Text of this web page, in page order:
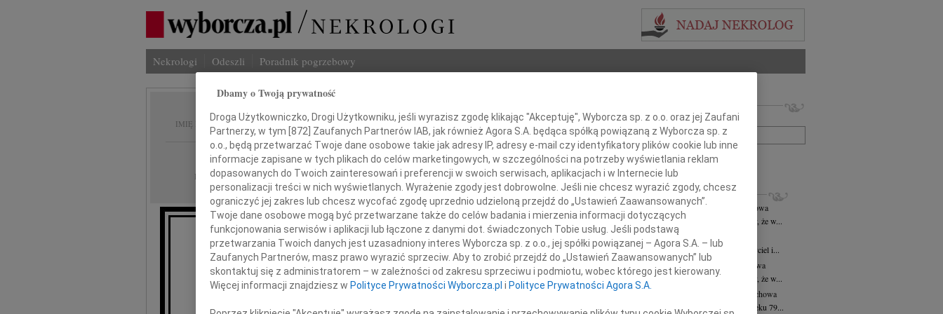
Nekrologi Odeszli Poradnik pogrzebowy
IMIĘ I NAZWISKO: Henryka Nieszporek
REGION: Częstochowa
DATA EMISJI: 12.05.2015
Z głębokim smutkiem i żalem zawiadamiamy,
że w dniu 9 maja 2015 roku zmarła
Henryka Nieszporek
Imię i nazwisko lub numer ogłoszenia:
+ szukanie zaawansowane
INNE NEKROLOGI
Wiesław Lewanowicz28.05.2026
Częstochowa
Z głębokim smutkiem i żalem zawiadamiamy, że w...
Tadeusz Durczok 04.03.2026
Odszedł Tadeusz Durczok 1955-2026 założyciel i...
Krystyna Witeszczak
Częstochowa
Z głębokim smutkiem i żalem zawiadamiamy, że w...
Anna Jagielska
Częstochowa
W dniu 11 września 2025 roku zmarła w wieku 79...
Dbamy o Twoją prywatność
Droga Użytkowniczko, Drogi Użytkowniku, jeśli wyrazisz zgodę klikając "Akceptuję", Wyborcza sp. z o.o. oraz jej Zaufani
Partnerzy, w tym [872] Zaufanych Partnerów IAB, jak również Agora S.A. będąca spółką powiązaną z Wyborcza sp. z
o.o., będą przetwarzać Twoje dane osobowe takie jak adresy IP, adresy e-mail czy identyfikatory plików cookie lub inne
informacje zapisane w tych plikach do celów marketingowych, w szczególności na potrzeby wyświetlania reklam
dopasowanych do Twoich zainteresowań i preferencji w swoich serwisach, aplikacjach i w Internecie lub
personalizacji treści w nich wyświetlanych. Wyrażenie zgody jest dobrowolne. Jeśli nie chcesz wyrazić zgody, chcesz
ograniczyć jej zakres lub chcesz wycofać zgodę uprzednio udzieloną przejdź do „Ustawień Zaawansowanych”.
Twoje dane osobowe mogą być przetwarzane także do celów badania i mierzenia informacji dotyczących
funkcjonowania serwisów i aplikacji lub łączone z danymi dot. świadczonych Tobie usług. Jeśli podstawą
przetwarzania Twoich danych jest uzasadniony interes Wyborcza sp. z o.o., jej spółki powiązanej – Agora S.A. – lub
Zaufanych Partnerów, masz prawo wyrazić sprzeciw. Aby to zrobić przejdź do „Ustawień Zaawansowanych” lub
skontaktuj się z administratorem – w zależności od zakresu sprzeciwu i podmiotu, wobec którego jest kierowany.
Więcej informacji znajdziesz w Polityce Prywatności Wyborcza.pl i Polityce Prywatności Agora S.A.